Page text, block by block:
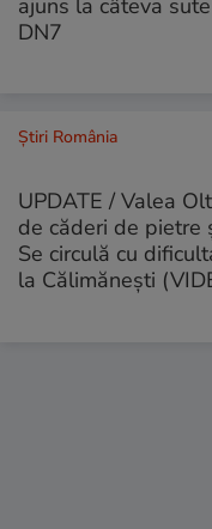
ajuns la câteva
DN7
Știri România
UPDATE / Valea
de căderi de pietre
Se circulă cu
la Călimănești